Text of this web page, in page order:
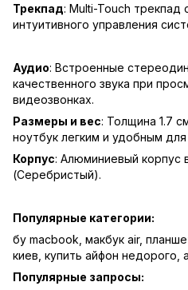
Трекпад: Multi-Touch
интуитивного управления
Аудио: Встроенные
качественного звука при
видеозвонках.
Размеры и вес: Толщина 1.7
ноутбук легким и удобным
Корпус: Алюминиевый корпус
(Серебристый).
Популярные категории:
бу macbook макбук air,
киев купить айфон недорого
Популярные запросы: